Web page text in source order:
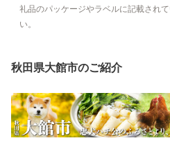
礼品のパッケージやラベルに記載され
い。
秋田県大館市のご紹介